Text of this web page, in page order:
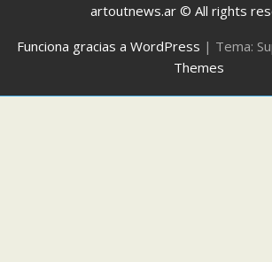
artoutnews.ar © All rights
Funciona gracias a WordPress | Tema:
Themes